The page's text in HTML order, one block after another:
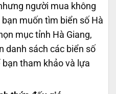
người mua không
muốn tìm biển số Hà
mục tỉnh Hà Giang,
danh sách các biển số
tham khảo và lựa